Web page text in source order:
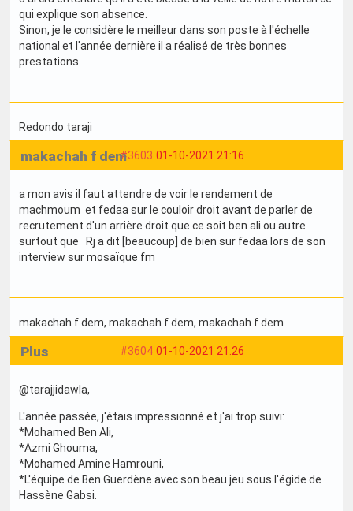
qui explique son absence.
Sinon, je le considère le meilleur dans son poste à l'échelle
national et l'année dernière il a réalisé de très bonnes
prestations.
Redondo taraji
#3603 01-10-2021 21:16
makachah f dem
a mon avis il faut attendre de voir le rendement de
machmoum et fedaa sur le couloir droit avant de parler de
recrutement d'un arrière droit que ce soit ben ali ou autre
surtout que Rj a dit [beaucoup] de bien sur fedaa lors de son
interview sur mosaïque fm
makachah f dem, makachah f dem, makachah f dem
#3604 01-10-2021 21:26
Plus
@tarajjidawla,
L'année passée, j'étais impressionné et j'ai trop suivi:
*Mohamed Ben Ali,
*Azmi Ghouma,
*Mohamed Amine Hamrouni,
*L'équipe de Ben Guerdène avec son beau jeu sous l'égide de
Hassène Gabsi.